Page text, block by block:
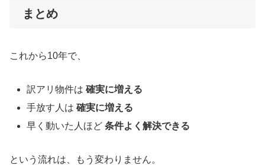
まとめ
これから10年で、
訳アリ物件は確実に増える
手放す人は確実に増える
早く動いた人ほど条件よく解決できる
という流れは、もう変わりません。